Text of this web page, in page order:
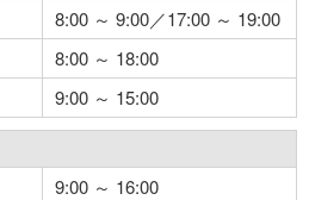
8:00 ～ 9:00／17:00 ～ 19:00
8:00 ～ 18:00
9:00 ～ 15:00
9:00 ～ 16:00